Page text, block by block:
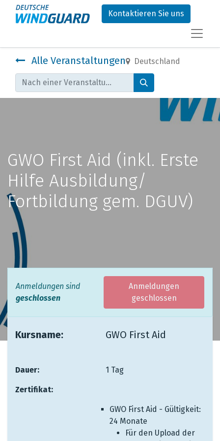
Kontaktieren Sie uns
Alle Veranstaltungen Deutschland
GWO First Aid (inkl. Erste
Hilfe Ausbildung/
Fortbildung gem. DGUV)
Anmeldungen sind
geschlossen
Anmeldungen
geschlossen
Kursname: ​GWO First Aid
Dauer: ​​1 Tag
Zertifikat:
GWO First Aid ​- Gültigkeit:
24 Monate
Für den Upload der